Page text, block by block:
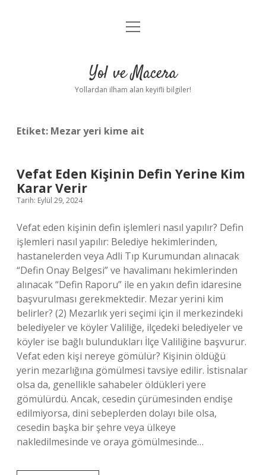
Anasayfa
Yasal Uyarı
menüyü
Yol ve Macera
Yollardan ilham alan keyifli bilgiler!
Etiket: Mezar yeri kime ait
Vefat Eden Kişinin Defin Yerine Kim
Karar Verir
Tarih: Eylül 29, 2024
Vefat eden kişinin defin işlemleri nasıl yapılır? Defin
işlemleri nasıl yapılır: Belediye hekimlerinden,
hastanelerden veya Adli Tıp Kurumundan alınacak
“Defin Onay Belgesi” ve havalimanı hekimlerinden
alınacak “Defin Raporu” ile en yakın defin idaresine
başvurulması gerekmektedir. Mezar yerini kim
belirler? (2) Mezarlık yeri seçimi için il merkezindeki
belediyeler ve köyler Valiliğe, ilçedeki belediyeler ve
köyler ise bağlı bulundukları İlçe Valiliğine başvurur.
Vefat eden kişi nereye gömülür? Kişinin öldüğü
yerin mezarlığına gömülmesi tavsiye edilir. İstisnalar
olsa da, genellikle sahabeler öldükleri yere
gömülürdü. Ancak, cesedin çürümesinden endişe
edilmiyorsa, dini sebeplerden dolayı bile olsa,
cesedin başka bir şehre veya ülkeye
nakledilmesinde ve oraya gömülmesinde…